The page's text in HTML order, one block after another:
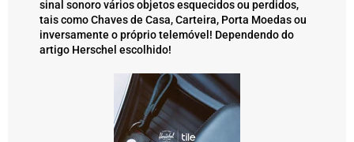
sinal sonoro vários objetos esquecidos ou perdidos,
tais como Chaves de Casa, Carteira, Porta Moedas ou
inversamente o próprio telemóvel! Dependendo do
artigo Herschel escolhido!